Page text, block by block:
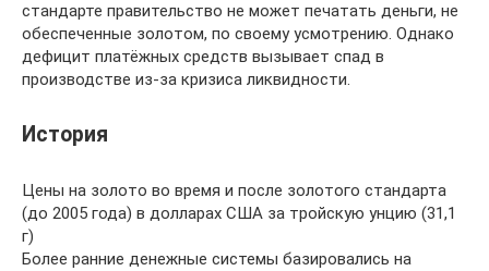
стандарте правительство не может печатать деньги, не
обеспеченные золотом, по своему усмотрению. Однако
дефицит платёжных средств вызывает спад в
производстве из-за кризиса ликвидности.
История
Цены на золото во время и после золотого стандарта
(до 2005 года) в долларах США за тройскую унцию (31,1
г)
Более ранние денежные системы базировались на